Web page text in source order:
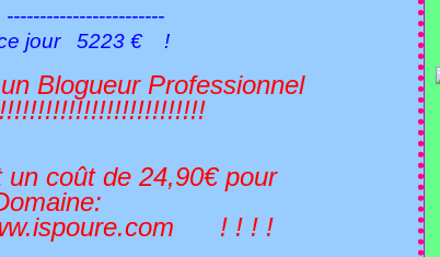
€ !
Blogueur Professionnel
coût de 24,90€ pour
! ! ! !